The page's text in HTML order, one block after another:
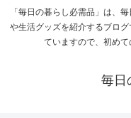
「毎日の暮らし必需品」は、
や生活グッズを紹介するブロ
ていますので、初めて
毎日